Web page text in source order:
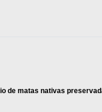
de matas nativas